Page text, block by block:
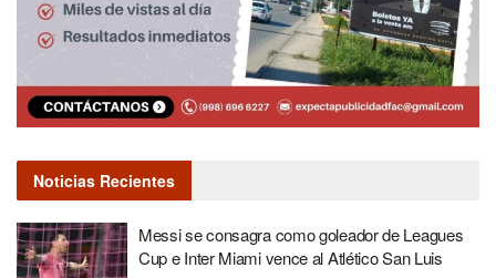
Noticias Recientes
Messi se consagra como goleador de Leagues
Cup e Inter Miami vence al Atlético San Luis